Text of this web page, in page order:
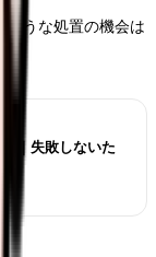
ような処置の機会は
｜失敗しないた